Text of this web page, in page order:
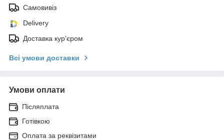
Самовивіз
Delivery
Доставка кур'єром
Всі умови доставки
Умови оплати
Післяплата
Готівкою
Оплата за реквізитами